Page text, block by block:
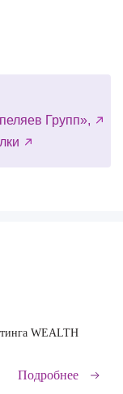
Групп»,
WEALTH
Подробнее